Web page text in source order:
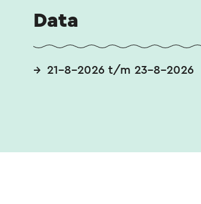
Data
21-8-2026 t/m 23-8-2026